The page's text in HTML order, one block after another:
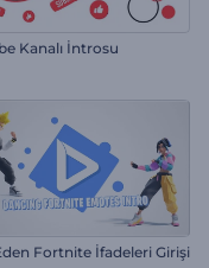
Kanalı İntrosu
Fortnite İfadeleri Girişi